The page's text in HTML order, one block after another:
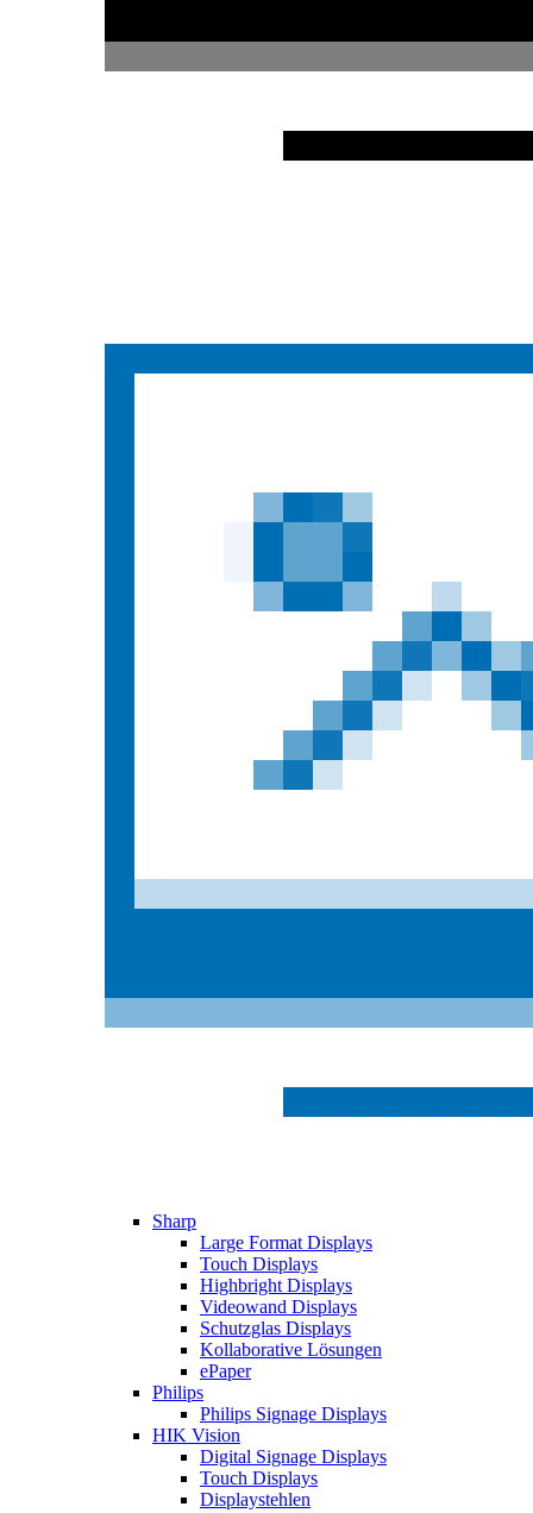
Sharp
Large Format Displays
Touch Displays
Highbright Displays
Videowand Displays
Schutzglas Displays
Kollaborative Lösungen
ePaper
Philips
Philips Signage Displays
HIK Vision
Digital Signage Displays
Touch Displays
Displaystehlen